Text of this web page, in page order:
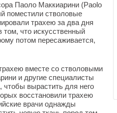
Паоло Маккиарини (Paolo
поместили стволовые
трахею за два дня
том, что искусственный
потом пересаживается,
вместе со стволовыми
и другие специалисты
чтобы вырастить для него
восстановили трахею
врачи однажды